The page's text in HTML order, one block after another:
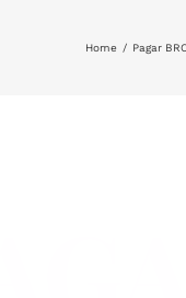
Home Pagar